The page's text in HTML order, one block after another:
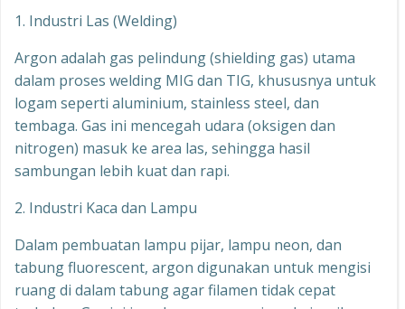
1. Industri Las (Welding)
Argon adalah gas pelindung (shielding gas) utama
dalam proses welding MIG dan TIG, khususnya untuk
logam seperti aluminium, stainless steel, dan
tembaga. Gas ini mencegah udara (oksigen dan
nitrogen) masuk ke area las, sehingga hasil
sambungan lebih kuat dan rapi.
2. Industri Kaca dan Lampu
Dalam pembuatan lampu pijar, lampu neon, dan
tabung fluorescent, argon digunakan untuk mengisi
ruang di dalam tabung agar filamen tidak cepat